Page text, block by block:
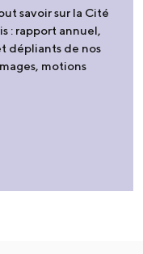
savoir sur la Cité
: rapport annuel,
dépliants de nos
motions